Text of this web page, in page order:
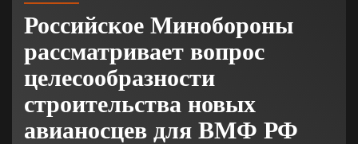
Российское Минобороны
рассматривает вопрос
целесообразности
строительства новых
авианосцев для ВМФ РФ